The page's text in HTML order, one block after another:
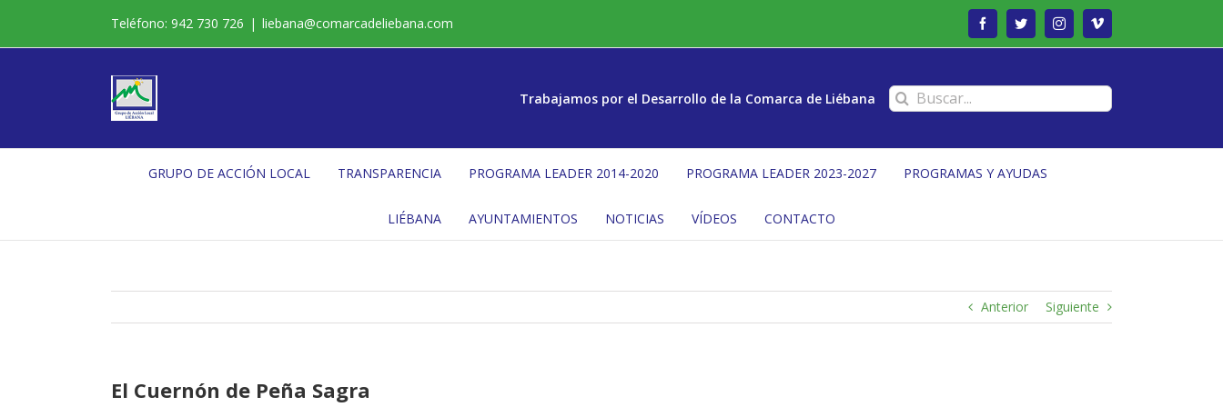
contenido
Teléfono: 942 730 726 | liebana@comarcadeliebana.com FacebookTwitterInstagramVimeo
Trabajamos por el Desarrollo de la Comarca de Liébana Buscar:
GRUPO DE ACCIÓN LOCAL TRANSPARENCIA PROGRAMA LEADER 2014-2020 PROGRAMA LEADER 2023-2027 PROGRAMAS Y AYUDAS
LIÉBANA AYUNTAMIENTOS NOTICIAS VÍDEOS CONTACTO
Anterior Siguiente
El Cuernón de Peña Sagra